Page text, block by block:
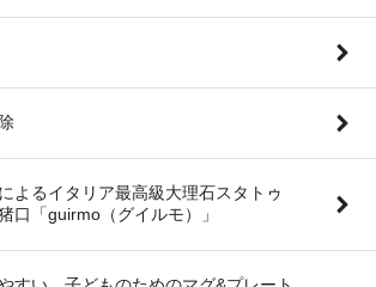
よるイタリア最高級大理石スタトゥ
口「guirmo（グイルモ）」